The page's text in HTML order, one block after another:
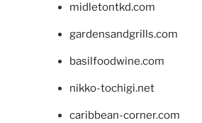
midletontkd.com
gardensandgrills.com
basilfoodwine.com
nikko-tochigi.net
caribbean-corner.com